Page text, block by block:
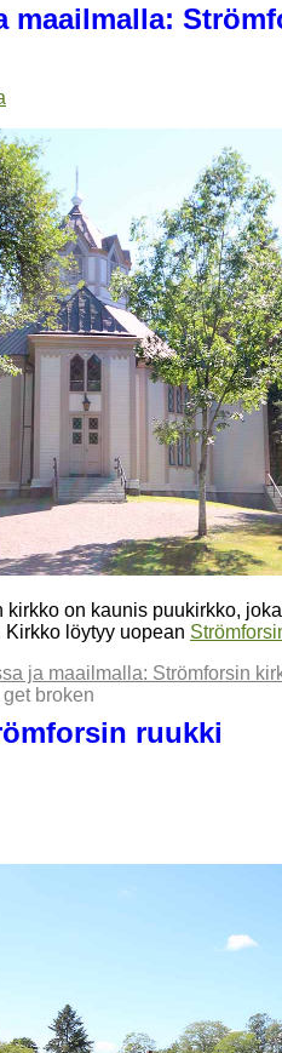
maailmalla:
kirkko on kaunis puukirkko,
löytyy uopean
ja maailmalla: Strömforsin
broken
ruukki